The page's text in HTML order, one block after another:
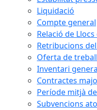
Liquidació
Compte general
Relació de
Retribucions
Oferta de treball
Inventari
Contractes
Període mitjà
Subvencions